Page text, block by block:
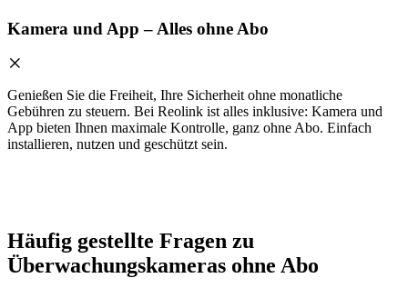
Kamera und App – Alles ohne Abo
Genießen Sie die Freiheit, Ihre Sicherheit ohne monatliche
Gebühren zu steuern. Bei Reolink ist alles inklusive: Kamera und
App bieten Ihnen maximale Kontrolle, ganz ohne Abo. Einfach
installieren, nutzen und geschützt sein.
Häufig gestellte Fragen zu
Überwachungskameras ohne Abo